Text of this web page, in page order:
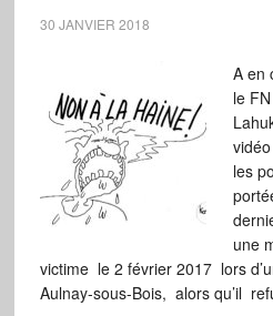
30 JANVIER 2018
A en
le
les
une
victime le 2 février 2017 lors
Aulnay-sous-Bois, alors qu’il